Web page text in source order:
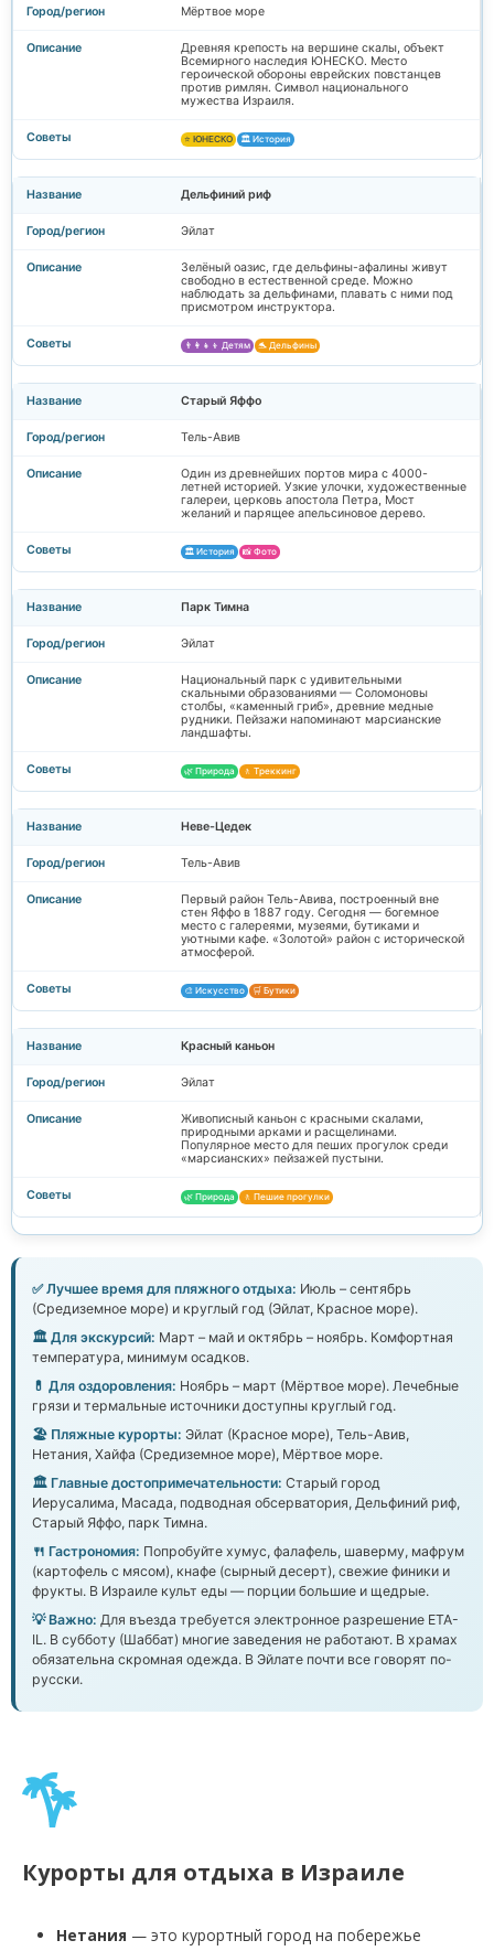
Мёртвое море
Древняя крепость на вершине скалы, объект
Всемирного наследия ЮНЕСКО. Место
героической обороны еврейских повстанцев
против римлян. Символ национального
мужества Израиля.
⭐ ЮНЕСКО 🏛️ История
Дельфиний риф
Эйлат
Зелёный оазис, где дельфины-афалины живут
свободно в естественной среде. Можно
наблюдать за дельфинами, плавать с ними под
присмотром инструктора.
👨‍👩‍👧‍👦 Детям 🐬 Дельфины
Старый Яффо
Тель-Авив
Один из древнейших портов мира с 4000-
летней историей. Узкие улочки, художественные
галереи, церковь апостола Петра, Мост
желаний и парящее апельсиновое дерево.
🏛️ История 📸 Фото
Парк Тимна
Эйлат
Национальный парк с удивительными
скальными образованиями — Соломоновы
столбы, «каменный гриб», древние медные
рудники. Пейзажи напоминают марсианские
ландшафты.
🌿 Природа 🚶 Треккинг
Неве-Цедек
Тель-Авив
Первый район Тель-Авива, построенный вне
стен Яффо в 1887 году. Сегодня — богемное
место с галереями, музеями, бутиками и
уютными кафе. «Золотой» район с исторической
атмосферой.
🎨 Искусство 🛒 Бутики
Красный каньон
Эйлат
Живописный каньон с красными скалами,
природными арками и расщелинами.
Популярное место для пеших прогулок среди
«марсианских» пейзажей пустыни.
🌿 Природа 🚶 Пешие прогулки
✅ Лучшее время для пляжного отдыха: Июль – сентябрь
(Средиземное море) и круглый год (Эйлат, Красное море).
🏛️ Для экскурсий: Март – май и октябрь – ноябрь. Комфортная
температура, минимум осадков.
💊 Для оздоровления: Ноябрь – март (Мёртвое море). Лечебные
грязи и термальные источники доступны круглый год.
🏖️ Пляжные курорты: Эйлат (Красное море), Тель-Авив,
Нетания, Хайфа (Средиземное море), Мёртвое море.
🏛️ Главные достопримечательности: Старый город
Иерусалима, Масада, подводная обсерватория, Дельфиний риф,
Старый Яффо, парк Тимна.
🍴 Гастрономия: Попробуйте хумус, фалафель, шаверму, мафрум
(картофель с мясом), кнафе (сырный десерт), свежие финики и
фрукты. В Израиле культ еды — порции большие и щедрые.
💡 Важно: Для въезда требуется электронное разрешение ETA-
IL. В субботу (Шаббат) многие заведения не работают. В храмах
обязательна скромная одежда. В Эйлате почти все говорят по-
русски.
Курорты для отдыха в Израиле
Нетания — это курортный город на побережье